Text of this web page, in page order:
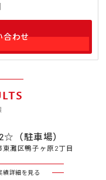
合わせ
（駐車場）
東灘区鴨子ヶ原2丁目
績詳細を見る